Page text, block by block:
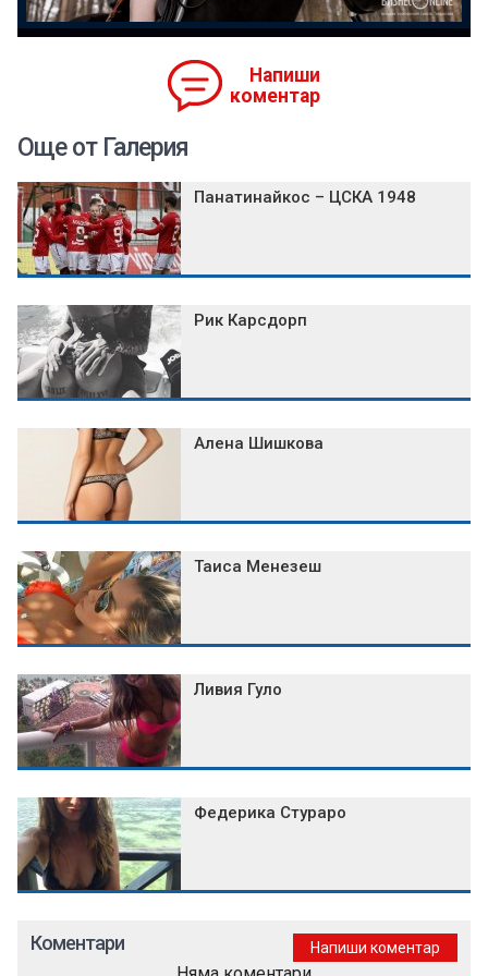
Напиши
коментар
Още от Галерия
Панатинайкос – ЦСКА 1948
Рик Карсдорп
Алена Шишкова
Таиса Менезеш
Ливия Гуло
Федерика Стураро
Коментари Напиши коментар